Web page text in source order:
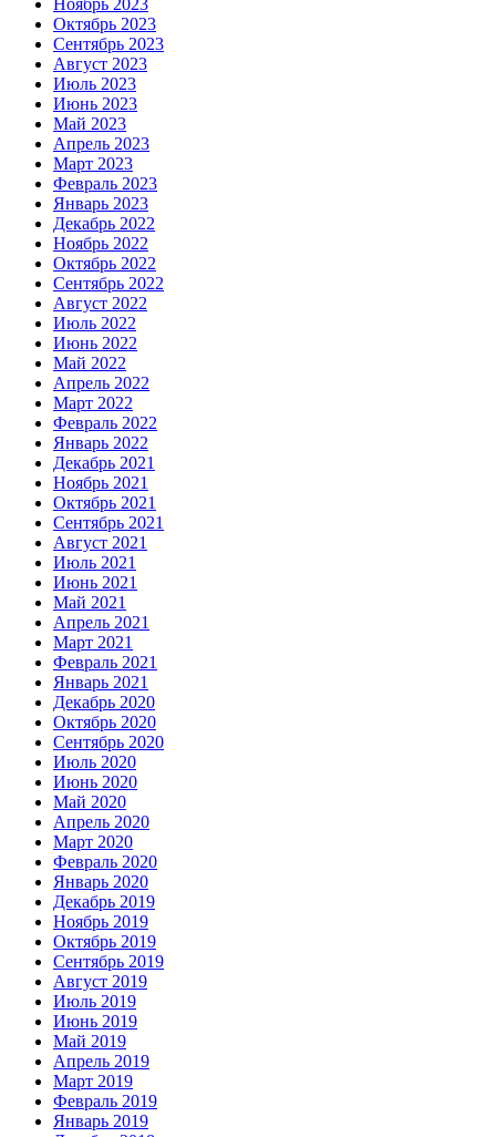
Ноябрь 2023
Октябрь 2023
Сентябрь 2023
Август 2023
Июль 2023
Июнь 2023
Май 2023
Апрель 2023
Март 2023
Февраль 2023
Январь 2023
Декабрь 2022
Ноябрь 2022
Октябрь 2022
Сентябрь 2022
Август 2022
Июль 2022
Июнь 2022
Май 2022
Апрель 2022
Март 2022
Февраль 2022
Январь 2022
Декабрь 2021
Ноябрь 2021
Октябрь 2021
Сентябрь 2021
Август 2021
Июль 2021
Июнь 2021
Май 2021
Апрель 2021
Март 2021
Февраль 2021
Январь 2021
Декабрь 2020
Октябрь 2020
Сентябрь 2020
Июль 2020
Июнь 2020
Май 2020
Апрель 2020
Март 2020
Февраль 2020
Январь 2020
Декабрь 2019
Ноябрь 2019
Октябрь 2019
Сентябрь 2019
Август 2019
Июль 2019
Июнь 2019
Май 2019
Апрель 2019
Март 2019
Февраль 2019
Январь 2019